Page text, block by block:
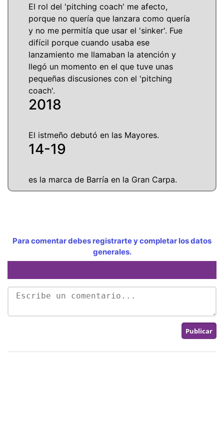
El rol del 'pitching coach' me afecto,
porque no quería que lanzara como quería
y no me permitía que usar el 'sinker'. Fue
difícil porque cuando usaba ese
lanzamiento me llamaban la atención y
llegó un momento en el que tuve unas
pequeñas discusiones con el 'pitching
coach'.
2018
El istmeño debutó en las Mayores.
14-19
es la marca de Barría en la Gran Carpa.
Para comentar debes registrarte y completar los datos
generales.